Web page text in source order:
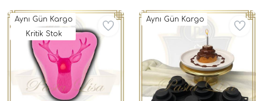
Aynı Gün Kargo
Kritik Stok
Aynı Gün Kargo